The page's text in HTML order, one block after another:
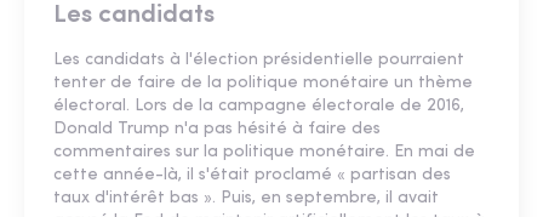
Les candidats
Les candidats à l'élection présidentielle pourraient
tenter de faire de la politique monétaire un thème
électoral. Lors de la campagne électorale de 2016,
Donald Trump n'a pas hésité à faire des
commentaires sur la politique monétaire. En mai de
cette année-là, il s'était proclamé « partisan des
taux d'intérêt bas ». Puis, en septembre, il avait